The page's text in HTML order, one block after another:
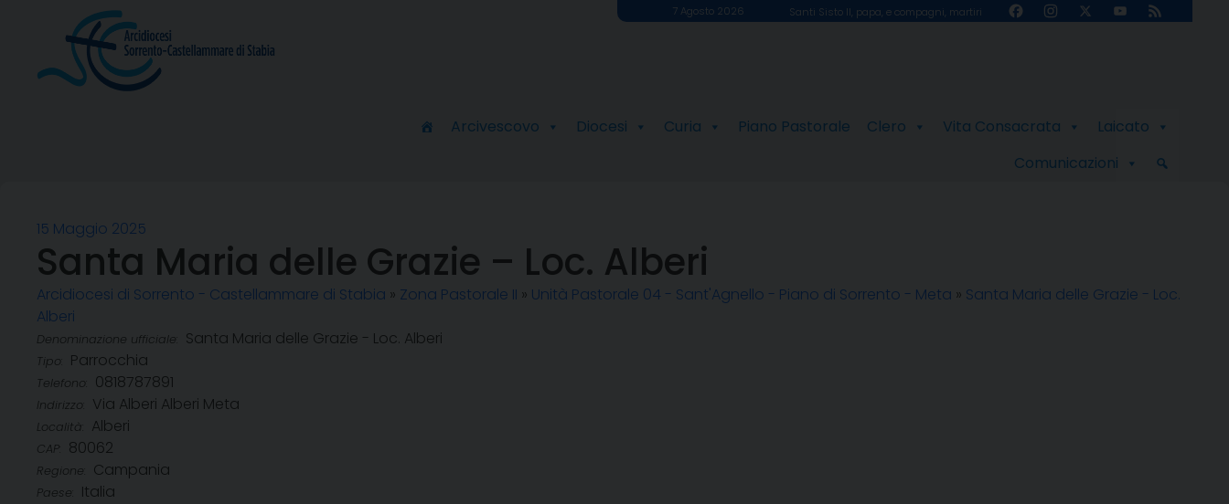
7 Agosto 2026 Santi Sisto II, papa, e compagni, martiri FacebookInstagram
X
YouTube
Feed
Arcivescovo Diocesi Curia Piano Pastorale Clero Vita Consacrata
Laicato
Comunicazioni
15 Maggio 2025
Santa Maria delle Grazie – Loc. Alberi
Arcidiocesi di Sorrento - Castellammare di Stabia » Zona Pastorale II » Unità Pastorale 04 - Sant'Agnello - Piano di Sorrento - Meta » Santa Maria delle Grazie - Loc.
Alberi
Denominazione ufficiale: Santa Maria delle Grazie - Loc. Alberi
Tipo: Parrocchia
Telefono: 0818787891
Indirizzo: Via Alberi Alberi Meta
Località: Alberi
CAP: 80062
Regione: Campania
Paese: Italia